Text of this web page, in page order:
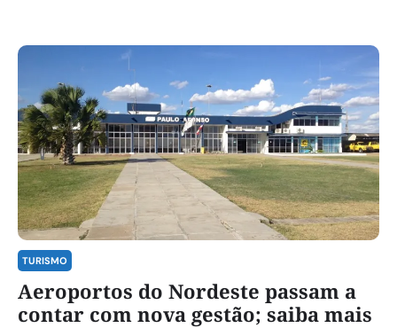
TURISMO
Aeroportos do Nordeste passam a
contar com nova gestão; saiba mais